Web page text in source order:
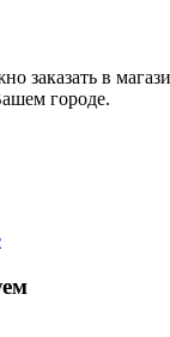
заказать в
городе.